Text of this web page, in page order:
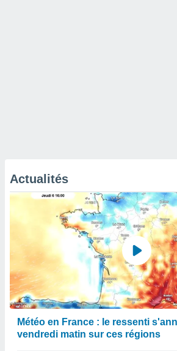
Actualités
Météo en France : le ressenti
vendredi matin sur ces régions